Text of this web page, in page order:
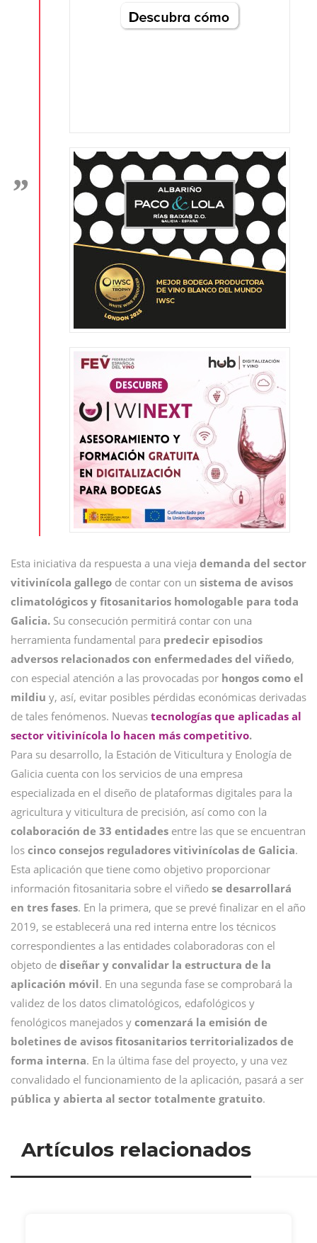
Esta iniciativa da respuesta a una vieja demanda del sector
vitivinícola gallego de contar con un sistema de avisos
climatológicos y fitosanitarios homologable para toda
Galicia. Su consecución permitirá contar con una
herramienta fundamental para predecir episodios
adversos relacionados con enfermedades del viñedo,
con especial atención a las provocadas por hongos como el
mildiu y, así, evitar posibles pérdidas económicas derivadas
de tales fenómenos. Nuevas tecnologías que aplicadas al
sector vitivinícola lo hacen más competitivo.
Para su desarrollo, la Estación de Viticultura y Enología de
Galicia cuenta con los servicios de una empresa
especializada en el diseño de plataformas digitales para la
agricultura y viticultura de precisión, así como con la
colaboración de 33 entidades entre las que se encuentran
los cinco consejos reguladores vitivinícolas de Galicia.
Esta aplicación que tiene como objetivo proporcionar
información fitosanitaria sobre el viñedo se desarrollará
en tres fases. En la primera, que se prevé finalizar en el año
2019, se establecerá una red interna entre los técnicos
correspondientes a las entidades colaboradoras con el
objeto de diseñar y convalidar la estructura de la
aplicación móvil. En una segunda fase se comprobará la
validez de los datos climatológicos, edafológicos y
fenológicos manejados y comenzará la emisión de
boletines de avisos fitosanitarios territorializados de
forma interna. En la última fase del proyecto, y una vez
convalidado el funcionamiento de la aplicación, pasará a ser
pública y abierta al sector totalmente gratuito.
Artículos relacionados